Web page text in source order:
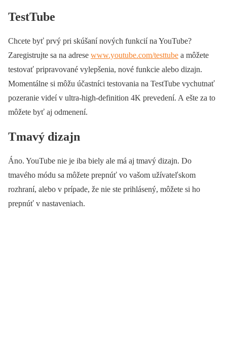
TestTube
Chcete byť prvý pri skúšaní nových funkcií na YouTube?
Zaregistrujte sa na adrese www.youtube.com/testtube a môžete
testovať pripravované vylepšenia, nové funkcie alebo dizajn.
Momentálne si môžu účastníci testovania na TestTube vychutnať
pozeranie videí v ultra-high-definition 4K prevedení. A ešte za to
môžete byť aj odmenení.
Tmavý dizajn
Áno. YouTube nie je iba biely ale má aj tmavý dizajn. Do
tmavého módu sa môžete prepnúť vo vašom užívateľskom
rozhraní, alebo v prípade, že nie ste prihlásený, môžete si ho
prepnúť v nastaveniach.